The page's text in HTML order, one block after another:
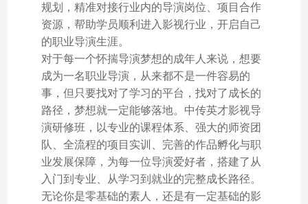
规划，精准对接行业内的导演岗位、项目合作
资源，帮助学员顺利进入影视行业，开启自己
的职业导演生涯。
对于每一个怀揣导演梦想的成年人来说，想要
成为一名职业导演，从来都不是一件容易的
事，但只要找对了学习的平台，找对了成长的
路径，梦想就一定能够落地。中传英才影视导
演研修班，以专业的课程体系、强大的师资团
队、全流程的项目实训、完善的作品孵化与职
业发展保障，为每一位导演爱好者，搭建了从
入门到专业、从学习到就业的完整成长路径。
无论你是零基础的素人，还是有一定基础的影